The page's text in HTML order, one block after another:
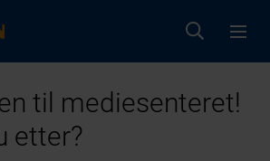
til mediesenteret!
etter?